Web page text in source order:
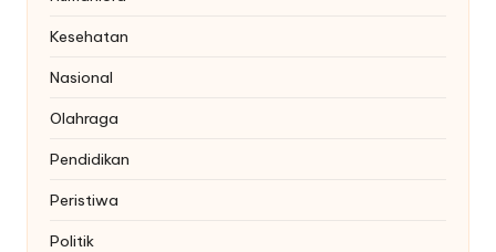
Kesehatan
Nasional
Olahraga
Pendidikan
Peristiwa
Politik